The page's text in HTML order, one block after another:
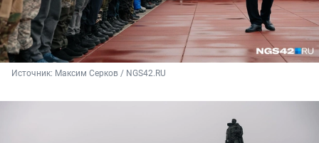
Источник: Максим Серков / NGS42.RU